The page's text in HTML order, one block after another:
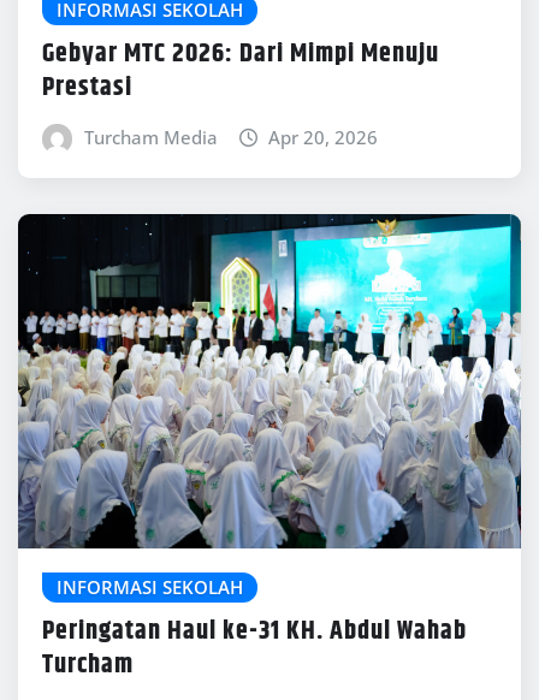
INFORMASI SEKOLAH
Gebyar MTC 2026: Dari Mimpi Menuju
Prestasi
Turcham Media Apr 20, 2026
INFORMASI SEKOLAH
Peringatan Haul ke-31 KH. Abdul Wahab
Turcham